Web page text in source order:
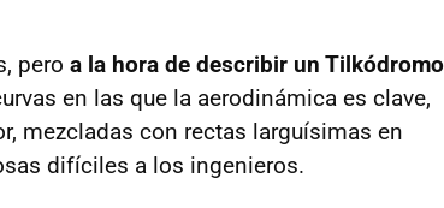
pero a la hora de describir un Tilkódromo
en las que la aerodinámica es clave,
mezcladas con rectas larguísimas en
difíciles a los ingenieros.